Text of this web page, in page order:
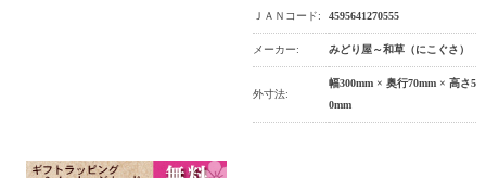
ＪＡＮコード: 4595641270555
メーカー: みどり屋～和草（にこぐさ）
外寸法:
幅300mm × 奥行70mm × 高さ5
0mm